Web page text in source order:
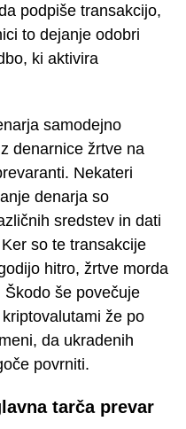
podpiše transakcijo,
to dejanje odobri
ki aktivira
samodejno
denarnice žrtve na
Nekateri
denarja so
sredstev in dati
so te transakcije
hitro, žrtve morda
še povečuje
že po
da ukradenih
povrniti.
tarča prevar